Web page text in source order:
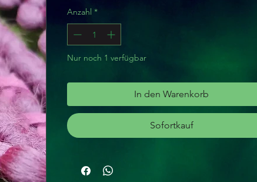
Anzahl *
Nur noch 1 verfügbar
In den Warenkorb
Sofortkauf